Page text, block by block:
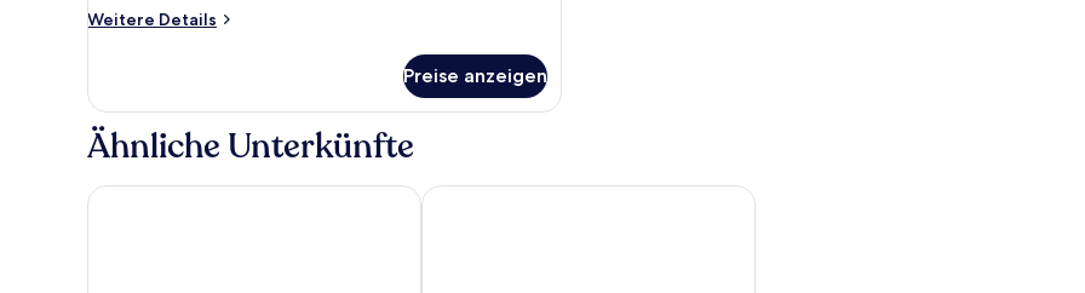
anzeigen
Weitere Details
Weitere
Room
Preise anzeigen
Ähnliche Unterkünfte
AHORN Panorama Hotel Oberhof Göbel's Sophien Hotel